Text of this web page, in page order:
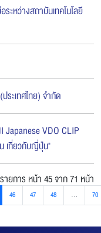
ะหว่างสถาบันเทคโนโลยี
ระเทศไทย) จำกัด
Japanese VDO CLIP
เกี่ยวกับญี่ปุ่น"
ายการ หน้า 45 จาก 71 หน้า
46 47 48 ... 70